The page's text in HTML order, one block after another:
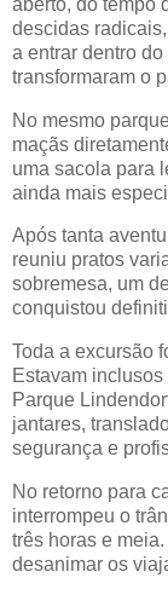
descidas
a entrar dentro
transformaram o
No mesmo
maçãs
uma sacola para
ainda mais
Após tanta
reuniu pratos
sobremesa, um
conquistou
Toda a excursão
Estavam
Parque
jantares,
segurança e
No retorno para
interrompeu o
três horas e
desanimar os